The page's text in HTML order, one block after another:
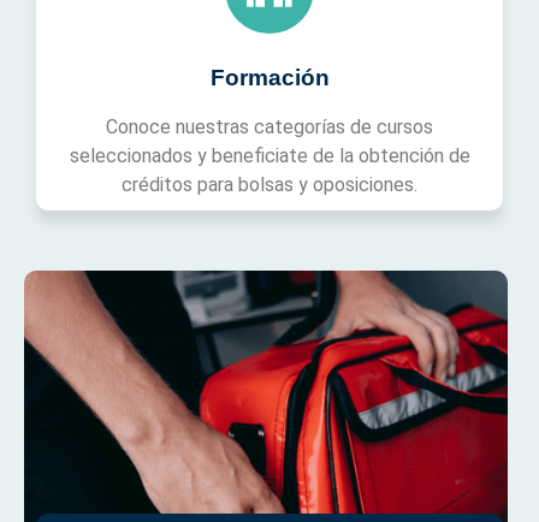
Formación
Conoce nuestras categorías de cursos
seleccionados y beneficiate de la obtención de
créditos para bolsas y oposiciones.